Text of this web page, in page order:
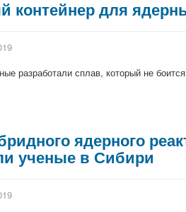
контейнер для
разработали сплав, который не
ядерного
ученые в Сибири